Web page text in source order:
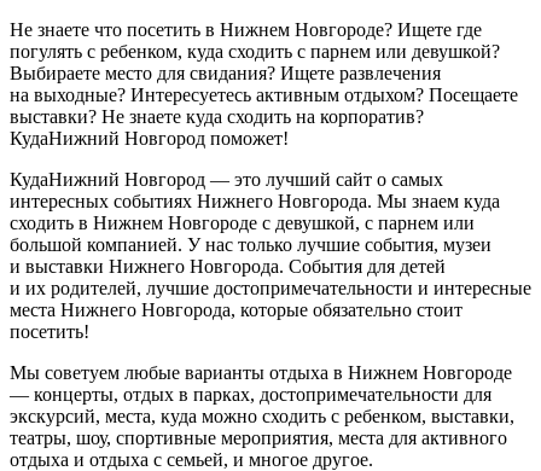
Не знаете что посетить в Нижнем Новгороде? Ищете где
погулять с ребенком, куда сходить с парнем или девушкой?
Выбираете место для свидания? Ищете развлечения
на выходные? Интересуетесь активным отдыхом? Посещаете
выставки? Не знаете куда сходить на корпоратив?
КудаНижний Новгород поможет!
КудаНижний Новгород — это лучший сайт о самых
интересных событиях Нижнего Новгорода. Мы знаем куда
сходить в Нижнем Новгороде с девушкой, с парнем или
большой компанией. У нас только лучшие события, музеи
и выставки Нижнего Новгорода. События для детей
и их родителей, лучшие достопримечательности и интересные
места Нижнего Новгорода, которые обязательно стоит
посетить!
Мы советуем любые варианты отдыха в Нижнем Новгороде
— концерты, отдых в парках, достопримечательности для
экскурсий, места, куда можно сходить с ребенком, выставки,
театры, шоу, спортивные мероприятия, места для активного
отдыха и отдыха с семьей, и многое другое.